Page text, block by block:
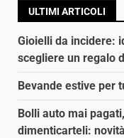
ULTIMI ARTICOLI
Gioielli da incidere:
scegliere un regalo
Bevande estive per
Bolli auto mai
dimenticarteli: